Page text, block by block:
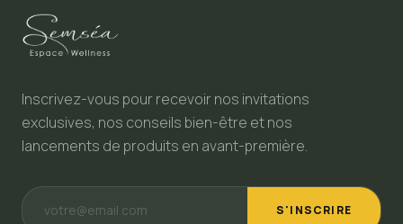
Inscrivez-vous pour recevoir nos invitations
exclusives, nos conseils bien-être et nos
lancements de produits en avant-première.
S'INSCRIRE